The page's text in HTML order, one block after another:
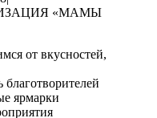
«МАМЫ
от вкусностей,
ярмарки